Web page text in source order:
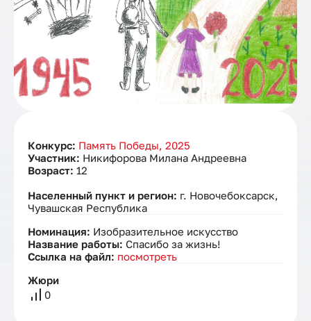
Конкурс: Память Победы, 2025
Участник: Никифорова Милана Андреевна
Возраст: 12
Населенный пункт и регион: г. Новочебоксарск,
Чувашская Республика
Номинация: Изобразительное искусство
Название работы: Спасибо за жизнь!
Ссылка на файл: посмотреть
Жюри
0